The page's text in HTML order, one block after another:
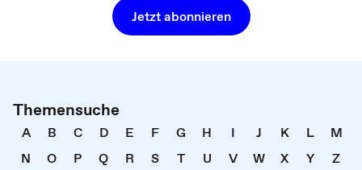
Jetzt abonnieren
Themensuche
A B C D E F G H I J K L
M
N
O P Q R S T U V W X Y
Z